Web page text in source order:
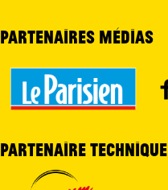
Partenaires médias
Partenaire technique